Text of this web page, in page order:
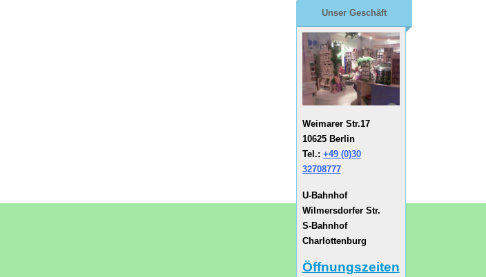
Unser Geschäft
Weimarer Str.17
10625 Berlin
Tel.: +49 (0)30
32708777
U-Bahnhof
Wilmersdorfer Str.
S-Bahnhof
Charlottenburg
Öffnungszeiten